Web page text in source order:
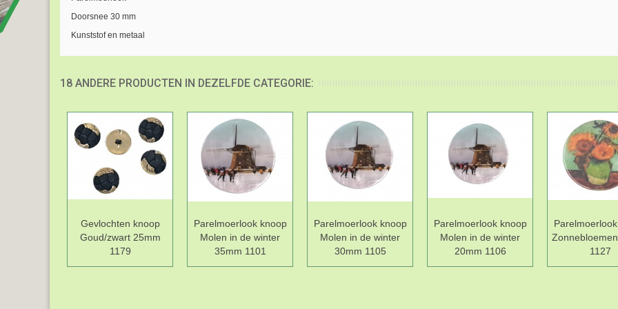
Doorsnee 30 mm
Kunststof en metaal
18 ANDERE PRODUCTEN IN DEZELFDE CATEGORIE:
Gevlochten knoop
Goud/zwart 25mm
1179
Parelmoerlook knoop
Molen in de winter
35mm 1101
Parelmoerlook knoop
Molen in de winter
30mm 1105
Parelmoerlook knoop
Molen in de winter
20mm 1106
1127